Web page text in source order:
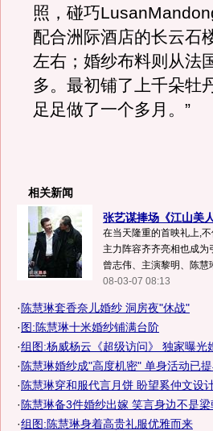
照，碰巧
配合洲际酒店的长云石
左右；婚纱布料则从法
多。最初铺了上千朵牡
足足做了一个多月。”
相关新闻
张艺谋捧场《江山美
在当天隆重的首映礼上,
主力阵容齐齐亮相也成为
曾志伟、主演黎明、陈
08-03-07 08:13
· 陈慧琳套香奈儿婚纱 洞房夜"休战"
·图:陈慧琳十米婚纱铺满台阶
·组图:杨威杨云《超级访问》 独家曝光
· 陈慧琳婚纱成"高度机密" 单身活动已
· 陈慧琳穿和服代言月饼 盼望奚仲文设计
· 陈慧琳备3件婚纱出嫁 笑言身边不是
·组图:陈慧琳身着高贵礼服优雅而来